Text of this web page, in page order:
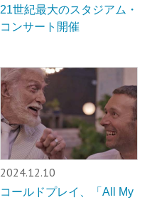
21世紀最大のスタジアム・
コンサート開催
2024.12.10
コールドプレイ、「All My